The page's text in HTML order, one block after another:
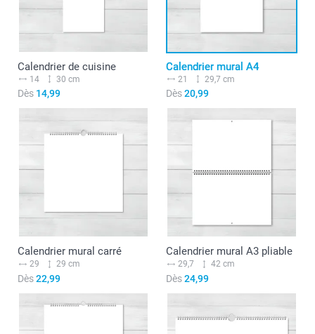
Calendrier de cuisine
14 30 cm
Dès 14,99
Calendrier mural A4
21 29,7 cm
Dès20,99
Calendrier mural carré
29 29 cm
Dès22,99
Calendrier mural A3 pliable
29,7 42 cm
Dès24,99